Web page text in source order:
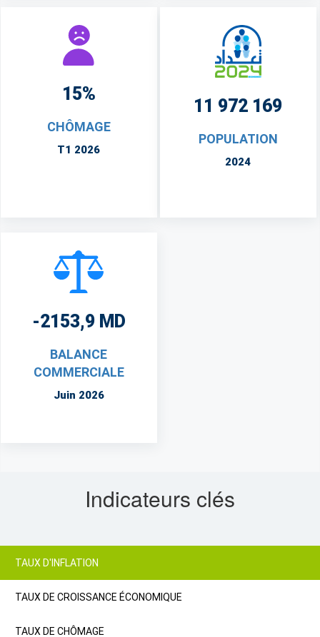
15%
CHÔMAGE
T1 2026
11 972 169
POPULATION
2024
-2153,9 MD
BALANCE
COMMERCIALE
Juin 2026
Indicateurs clés
TAUX D'INFLATION
TAUX DE CROISSANCE ÉCONOMIQUE
TAUX DE CHÔMAGE